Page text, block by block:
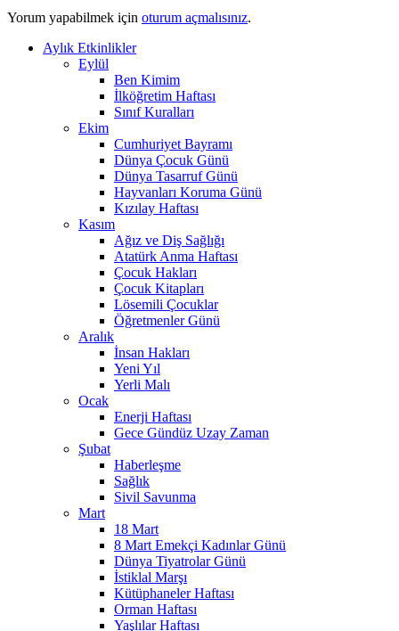
Yorum yapabilmek için oturum açmalısınız.
Aylık Etkinlikler
Eylül
Ben Kimim
İlköğretim Haftası
Sınıf Kuralları
Ekim
Cumhuriyet Bayramı
Dünya Çocuk Günü
Dünya Tasarruf Günü
Hayvanları Koruma Günü
Kızılay Haftası
Kasım
Ağız ve Diş Sağlığı
Atatürk Anma Haftası
Çocuk Hakları
Çocuk Kitapları
Lösemili Çocuklar
Öğretmenler Günü
Aralık
İnsan Hakları
Yeni Yıl
Yerli Malı
Ocak
Enerji Haftası
Gece Gündüz Uzay Zaman
Şubat
Haberleşme
Sağlık
Sivil Savunma
Mart
18 Mart
8 Mart Emekçi Kadınlar Günü
Dünya Tiyatrolar Günü
İstiklal Marşı
Kütüphaneler Haftası
Orman Haftası
Yaşlılar Haftası